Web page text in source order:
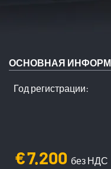
€7.200 без НДС
ОСНОВНАЯ
Год регистрации: